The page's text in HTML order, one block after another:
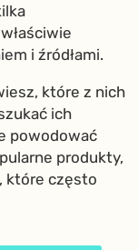
i źródłami.
które z nich
ich
powodować
produkty,
które często